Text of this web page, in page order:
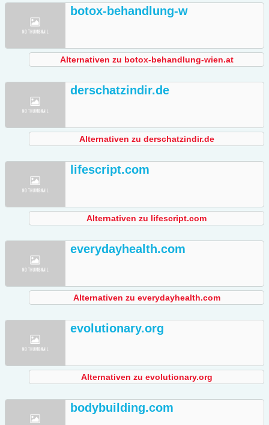
botox-behandlung-w
Alternativen zu botox-behandlung-wien.at
derschatzindir.de
Alternativen zu derschatzindir.de
lifescript.com
Alternativen zu lifescript.com
everydayhealth.com
Alternativen zu everydayhealth.com
evolutionary.org
Alternativen zu evolutionary.org
bodybuilding.com